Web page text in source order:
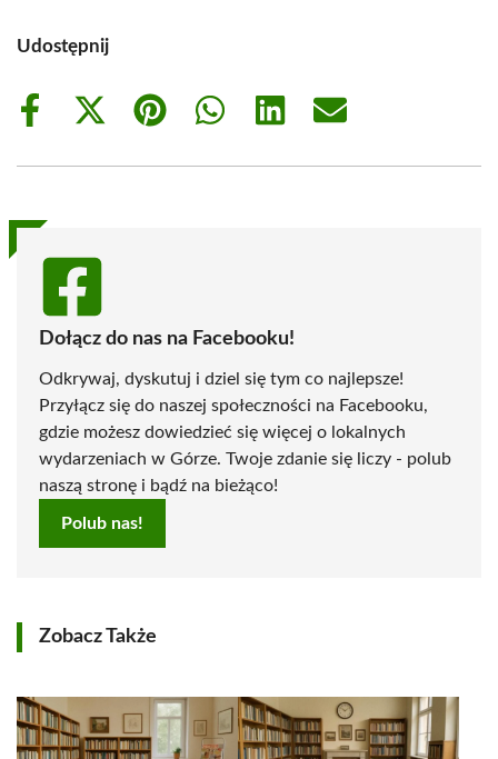
Udostępnij
Share
Share
(Twitter)
Share
Share
Share
Share
Dołącz do nas na Facebooku!
Odkrywaj, dyskutuj i dziel się tym co najlepsze!
Przyłącz się do naszej społeczności na Facebooku,
gdzie możesz dowiedzieć się więcej o lokalnych
wydarzeniach w Górze. Twoje zdanie się liczy - polub
naszą stronę i bądź na bieżąco!
Polub nas!
Zobacz Także